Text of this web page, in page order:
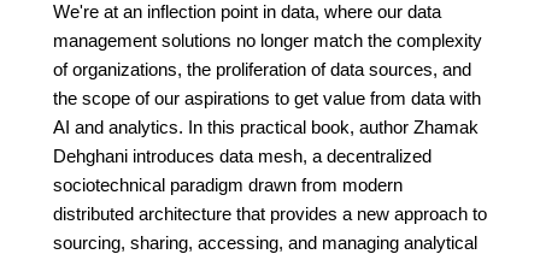
We're at an inflection point in data, where our data
management solutions no longer match the complexity
of organizations, the proliferation of data sources, and
the scope of our aspirations to get value from data with
AI and analytics. In this practical book, author Zhamak
Dehghani introduces data mesh, a decentralized
sociotechnical paradigm drawn from modern
distributed architecture that provides a new approach to
sourcing, sharing, accessing, and managing analytical